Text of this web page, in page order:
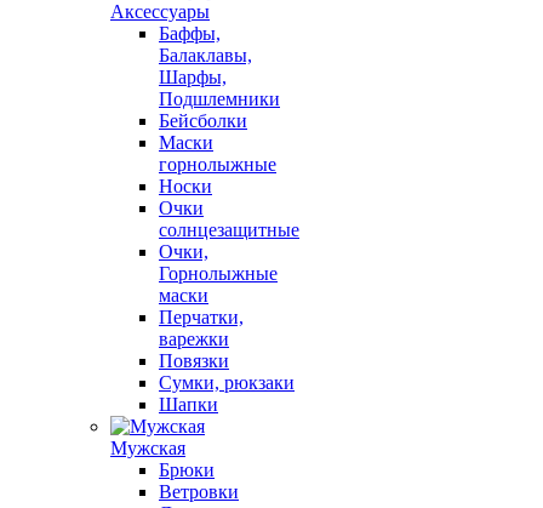
Аксессуары
Баффы,
Балаклавы,
Шарфы,
Подшлемники
Бейсболки
Маски
горнолыжные
Носки
Очки
солнцезащитные
Очки,
Горнолыжные
маски
Перчатки,
варежки
Повязки
Сумки, рюкзаки
Шапки
Мужская
Брюки
Ветровки